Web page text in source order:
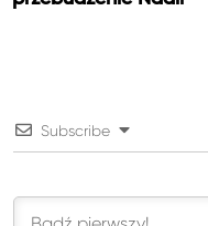
Subscribe